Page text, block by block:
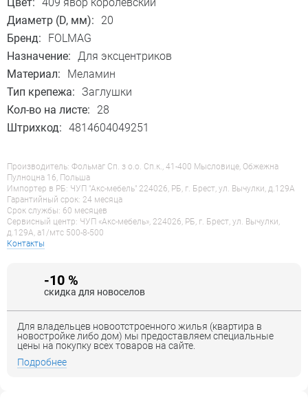
Диаметр (D, мм):
20
Бренд:
FOLMAG
Назначение: Для эксцентриков
Материал:
Меламин
Тип крепежа: Заглушки
Кол-во на листе:
28
Штрихкод: 4814604049251
Производитель: Фольмаг Сп. з о.о. Сп.к., 41-400 Мысловице, Обжежна
Пулноцна 16, Польша
Импортер в РБ: ЧУП "Акс-мебель" 224026, РБ, г. Брест, ул. Вычулки, д.129А
Гарантийный срок: 24 месяца
Срок службы: 60 месяцев
Сервисный центр: ЧУП «Акс-мебель», 224026, РБ, г. Брест, ул. Вычулки,
д.129А, a1/мтс 500-8-500
Контакты
-10 %
скидка для новоселов
Для владельцев новоотстроенного жилья (квартира в
новостройке либо дом) мы предоставляем специальные
цены на покупку всех товаров на сайте.
Подробнее